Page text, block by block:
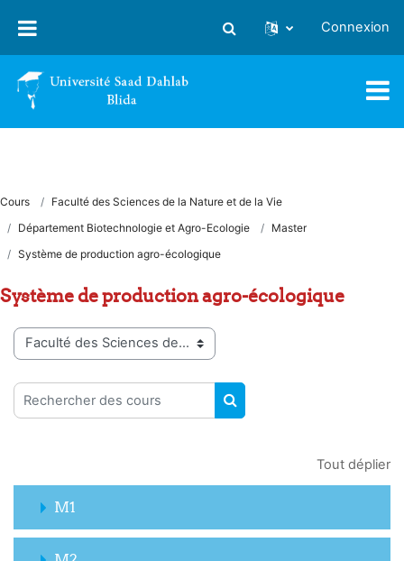
Activer/désactiver la saisie
Connexion
Cours
Faculté des Sciences de la Nature et de la Vie
Département Biotechnologie et Agro-Ecologie
Master
Système de production agro-écologique
Système de production agro-écologique
Catégories de cours
Rechercher des cours
RECHERCHER DES
Tout déplier
M1